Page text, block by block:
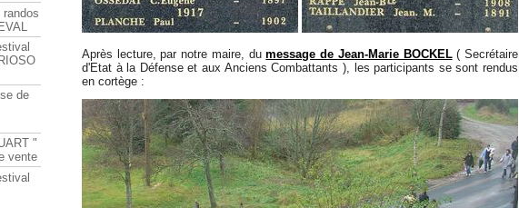
Après lecture, par notre maire, dumessage de Jean-Marie BOCKEL( Secrétaire
d'Etat à la Défense et aux Anciens Combattants ), les participants se sont rendus
en cortège :
de
"
vente